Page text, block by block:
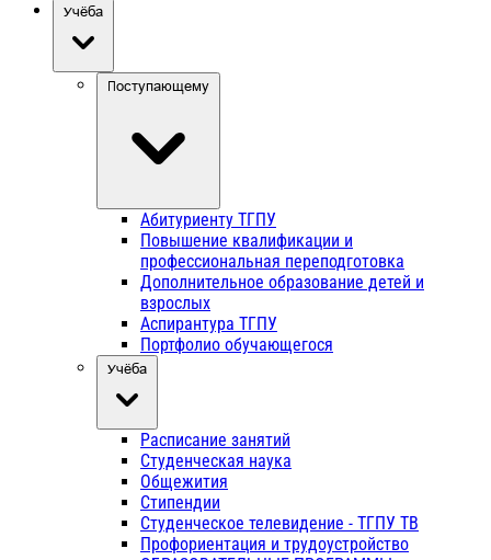
Учёба
Поступающему
Абитуриенту ТГПУ
Повышение квалификации и
профессиональная переподготовка
Дополнительное образование детей и
взрослых
Аспирантура ТГПУ
Портфолио обучающегося
Учёба
Расписание занятий
Студенческая наука
Общежития
Стипендии
Студенческое телевидение - ТГПУ ТВ
Профориентация и трудоустройство